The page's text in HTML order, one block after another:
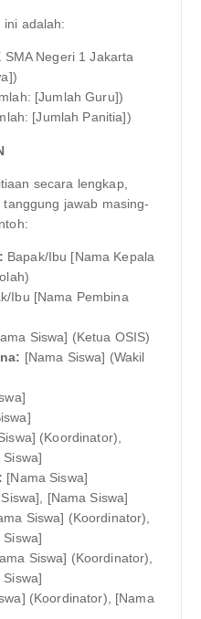
ini adalah:
SMA Negeri 1 Jakarta
[Jumlah Guru])
[Jumlah Panitia])
secara lengkap,
jawab masing-
Bapak/Ibu [Nama Kepala
Ibu [Nama Pembina
Siswa] (Ketua OSIS)
[Nama Siswa] (Wakil
(Koordinator),
[Nama Siswa]
[Nama Siswa]
Siswa] (Koordinator),
Siswa] (Koordinator),
(Koordinator), [Nama